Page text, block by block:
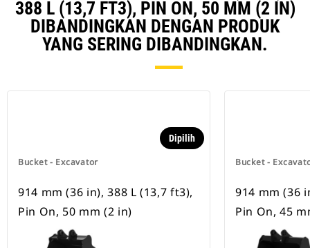
388 L (13,7 FT3), PIN ON, 50 MM (2 IN)
DIBANDINGKAN DENGAN PRODUK
YANG SERING DIBANDINGKAN.
Bucket - Excavator
Dipilih
914 mm (36 in), 388 L (13,7 ft3),
Pin On, 50 mm (2 in)
Bucket -
914 mm (36
Pin On, 45